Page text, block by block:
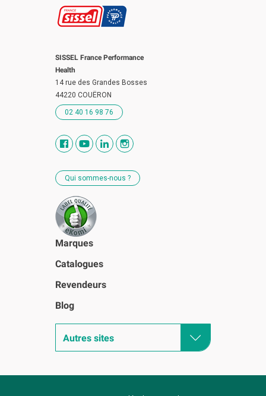
SISSEL France Performance
Health
14 rue des Grandes Bosses
44220 COUËRON
02 40 16 98 76
Qui sommes-nous ?
Marques
Catalogues
Revendeurs
Blog
Autres sites